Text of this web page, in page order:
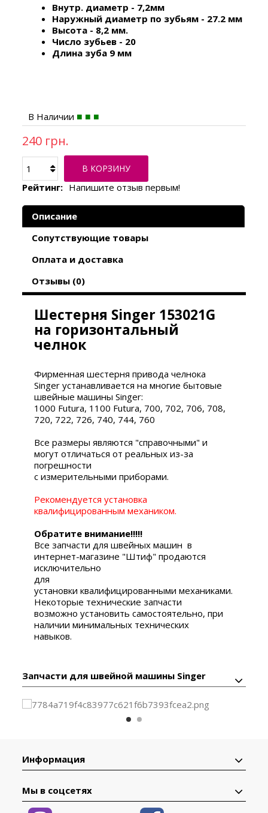
Внутр. диаметр - 7,2мм
Наружный диаметр по зубьям - 27.2 мм
Высота - 8,2 мм.
Число зубьев - 20
Длина зуба 9 мм
В Наличии
240 грн.
В КОРЗИНУ
Рейтинг: Напишите отзыв первым!
Описание
Сопутствующие товары
Оплата и доставка
Отзывы (0)
Шестерня Singer 153021G
на горизонтальный
челнок
Фирменная шестерня привода челнока
Singer устанавливается на многие бытовые
швейные машины Singer:
1000 Futura, 1100 Futura, 700, 702, 706, 708,
720, 722, 726, 740, 744, 760
Все размеры являются "справочными" и
могут отличаться от реальных из-за
погрешности
с измерительными приборами.
Рекомендуется установка
квалифицированным механиком.
Обратите внимание!!!!!
Все запчасти для швейных машин в
интернет-магазине "Штиф" продаются
исключительно
для
установки квалифицированными механиками.
Некоторые технические запчасти
возможно установить самостоятельно, при
наличии минимальных технических
навыков.
Запчасти для швейной машины Singer
Информация
Мы в соцсетях